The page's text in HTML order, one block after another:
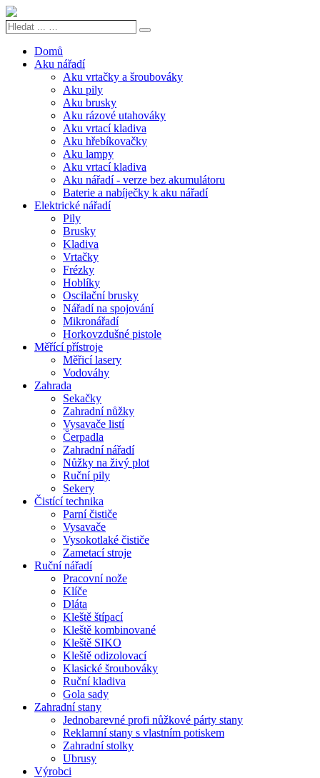
Hledat
Search
Domů
Aku nářadí
Aku vrtačky a šroubováky
Aku pily
Aku brusky
Aku rázové utahováky
Aku vrtací kladiva
Aku hřebíkovačky
Aku lampy
Aku vrtací kladiva
Aku nářadí - verze bez akumulátoru
Baterie a nabíječky k aku nářadí
Elektrické nářadí
Pily
Brusky
Kladiva
Vrtačky
Frézky
Hoblíky
Oscilační brusky
Nářadí na spojování
Mikronářadí
Horkovzdušné pistole
Měřící přístroje
Měřicí lasery
Vodováhy
Zahrada
Sekačky
Zahradní nůžky
Vysavače listí
Čerpadla
Zahradní nářadí
Nůžky na živý plot
Ruční pily
Sekery
Čistící technika
Parní čističe
Vysavače
Vysokotlaké čističe
Zametací stroje
Ruční nářadí
Pracovní nože
Klíče
Dláta
Kleště štípací
Kleště kombinované
Kleště SIKO
Kleště odizolovací
Klasické šroubováky
Ruční kladiva
Gola sady
Zahradní stany
Jednobarevné profi nůžkové párty stany
Reklamní stany s vlastním potiskem
Zahradní stolky
Ubrusy
Výrobci